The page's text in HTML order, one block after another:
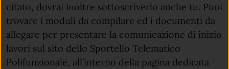
citato, dovrai inoltre sottoscriverlo anche tu. Puoi
trovare i moduli da compilare ed i documenti da
allegare per presentare la comunicazione di inizio
lavori sul sito dello Sportello Telematico
Polifunzionale, all’interno della pagina dedicata